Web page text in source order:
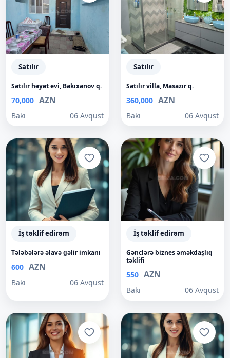
Satılır
Satılır həyət evi, Bakıxanov q.
70,000 AZN
Bakı 06 Avqust
Satılır
Satılır villa, Masazır q.
360,000 AZN
Bakı 06 Avqust
İş təklif edirəm
Tələbələrə əlavə gəlir imkanı
600 AZN
Bakı 06 Avqust
İş təklif edirəm
Gənclərə biznes əməkdaşlıq
təklifi
550 AZN
Bakı 06 Avqust